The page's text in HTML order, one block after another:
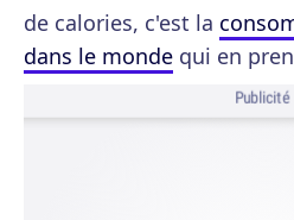
de calories, c'est la
dans le monde qui en
Publicité